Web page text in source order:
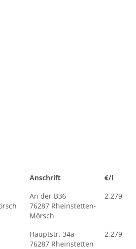
Anschrift
€/l
An der B36
76287 Rheinstetten-
Mörsch
2,279
Hauptstr. 34a
76287 Rheinstetten
2,279